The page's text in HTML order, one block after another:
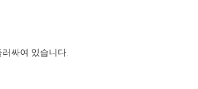
싸여 있습니다.